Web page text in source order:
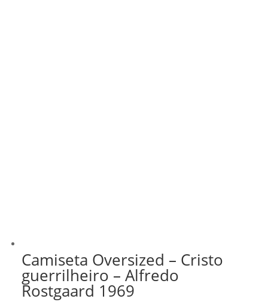
Camiseta Oversized – Cristo
guerrilheiro – Alfredo
Rostgaard 1969